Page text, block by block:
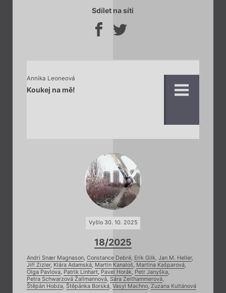
Sdílet na síti
Annika Leoneová
Koukej na mě!
Vyšlo 30. 10. 2025
18/2025
Andri Snær Magnason, Constance Debré, Erik Gilk, Jan M. Heller,
Jiří Zizler, Klára Adamská, Martin Kanaloš, Martina Kašparová,
Olga Pavlova, Patrik Linhart, Pavel Horák, Petr Janyška,
Petra Schwarzová Žallmannová, Sára Zeithammerová,
Štěpán Hobza, Štěpánka Borská, Vasyl Machno, Zuzana Kultánová